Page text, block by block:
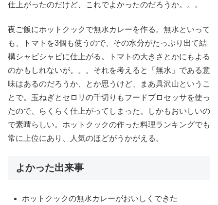
仕上がったのだけど、これでよかったのだろうか。。。
夜ご飯にホットクックで無水カレーを作る。無水といって
も、トマトを3個も使うので、その水分がたっぷり出て結
構シャビシャビに仕上がる。トマトの大きさとかにもよる
のかもしれないが。。。それを考えると「無水」である意
味はあるのだろうか、とか思うけど、まあ具沢山というこ
とで。玉ねぎとセロリの千切りもフードプロセッサを使っ
たので、らくらく仕上がってしまった。しかもおいしいの
で素晴らしい。ホットクックの作った料理ランキングでも
常に上位にあり、人気のほどがうかがえる。
よかった出来事
ホットクックの無水カレーがおいしくできた